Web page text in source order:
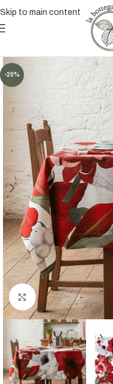
Skip to main content
-20%
Click to enlarge